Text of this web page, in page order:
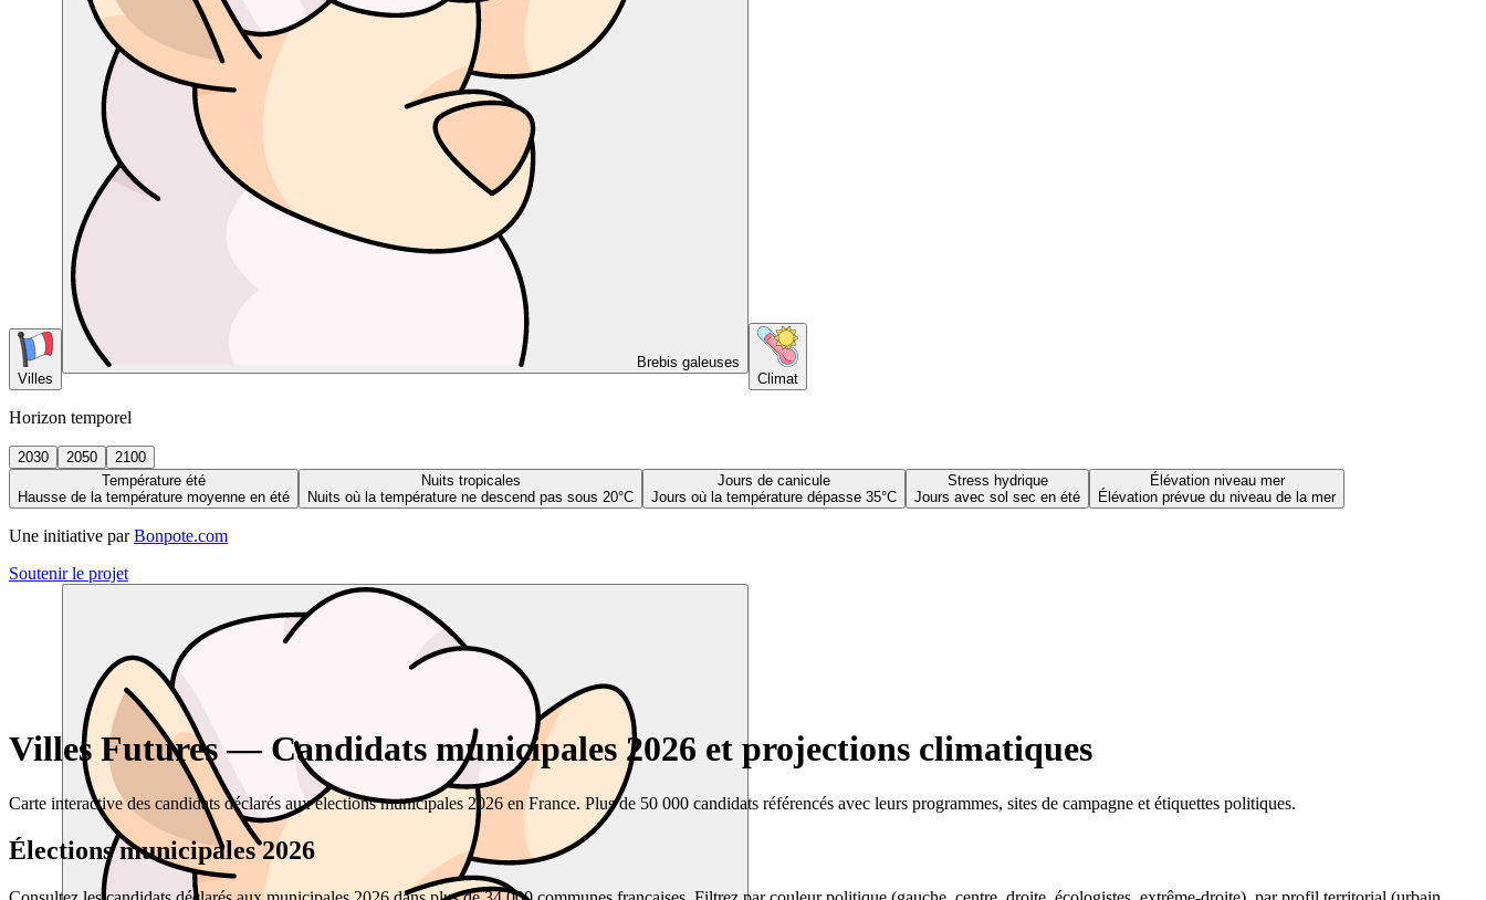
Villes
Brebis galeuses
Climat
Horizon temporel
2030 2050
2100
Température été
Hausse de la température moyenne en été
Nuits tropicales
Nuits où la température ne descend pas sous 20°C
Jours de canicule
Jours où la température dépasse 35°C
Stress hydrique
Jours avec sol sec en été
Élévation niveau mer
Élévation prévue du niveau de la mer
Une initiative par Bonpote.com
Soutenir le projet
Villes Futures — Candidats municipales 2026 et projections climatiques
Carte interactive des candidats déclarés aux élections municipales 2026 en France. Plus de 50 000 candidats référencés avec leurs programmes, sites de campagne et étiquettes politiques.
Élections municipales 2026